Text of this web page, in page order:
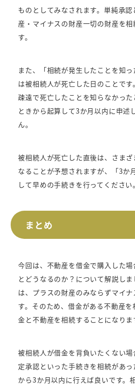
ものとしてみなされます。単純承
産・マイナスの財産一切の財産を
す。
また、「相続が発生したことを知
は被相続人が死亡した日のことで
疎遠で死亡したことを知らなかっ
ときから起算して3か月以内に申述
ん。
被相続人が死亡した直後は、さまざ
なることが予想されますが、「3か
して早めの手続きを行ってください。
まとめ
今回は、不動産を借金で購入した
とどうなるのか？について解説し
は、プラスの財産のみならずマイ
す。そのため、借金がある不動産
金と不動産を相続することになりま
被相続人が借金を背負いたくない
定承認といった手続きを相続があ
から3か月以内に行えば良いです。